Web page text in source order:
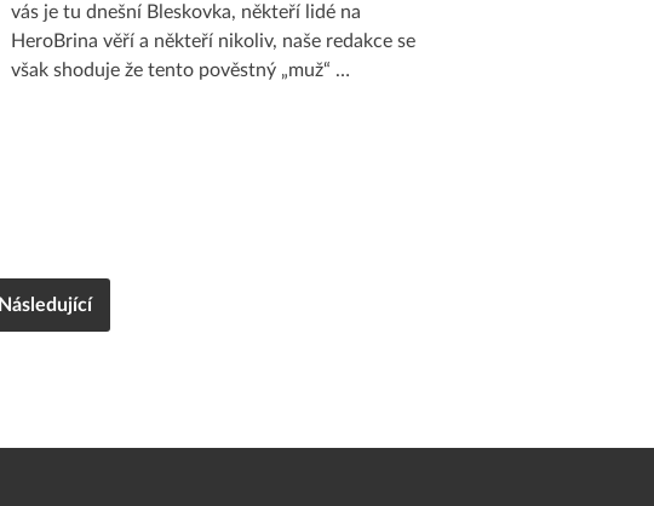
vás je tu dnešní Bleskovka, někteří lidé na
HeroBrina věří a někteří nikoliv, naše redakce se
však shoduje že tento pověstný „muž“ …
Následující